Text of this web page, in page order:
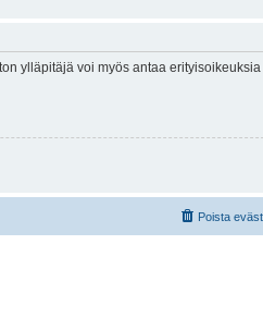
ylläpitäjä voi myös antaa
Poista